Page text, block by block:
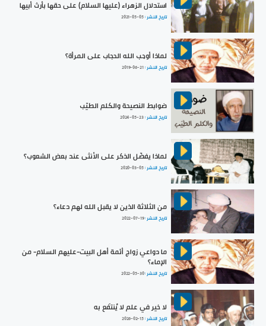
استدلال الزهراء (عليها السلام) على حقها بأرث أبيها
تاريخ النشر :2021-05-05
لماذا أوجب الله الحجاب على المرأة؟
تاريخ النشر :2019-06-21
ضوابط النصيحة والكلم الطيّب
تاريخ النشر :2024-05-23
لماذا يفضّل الذكر على الأنثى عند بعض الشعوب؟
تاريخ النشر :2020-03-05
من الثلاثة الذين لا يقبل الله لهم دعاء؟
تاريخ النشر :2022-07-19
ما دواعي زواج أئمة أهل البيت-عليهم السلام- من
الإماء؟
تاريخ النشر :2022-05-30
لا خير في علم لا يُنتفَع به
تاريخ النشر :2026-02-15